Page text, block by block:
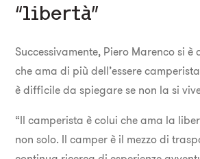
“libertà”
Successivamente, Piero Marenco si è
che ama di più dell’essere
è difficile da spiegare se non la si
“Il camperista è colui che ama la
non solo. Il camper è il mezzo di